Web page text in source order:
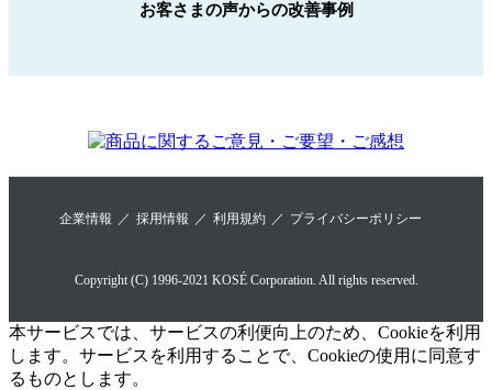
お客さまの声からの改善事例
企業情報 採用情報 利用規約 プライバシーポリシー
Copyright (C) 1996-2021 KOSÉ Corporation. All rights reserved.
本サービスでは、サービスの利便向上のため、Cookieを利用
します。サービスを利用することで、Cookieの使用に同意す
るものとします。